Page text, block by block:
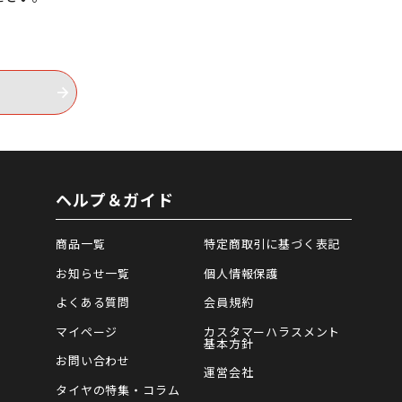
ヘルプ＆ガイド
商品一覧
お知らせ一覧
よくある質問
マイページ
お問い合わせ
タイヤの特集・コラム
特定商取引に基づく表記
個人情報保護
会員規約
カスタマーハラスメント
基本方針
運営会社